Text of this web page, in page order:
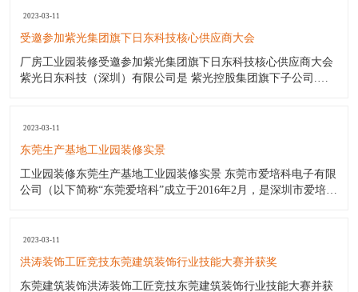
2023-03-11
受邀参加紫光集团旗下日东科技核心供应商大会
厂房工业园装修受邀参加紫光集团旗下日东科技核心供应商大会
紫光日东科技（深圳）有限公司是 紫光控股集团旗下子公司.日
锡机（价格优惠);日东公司波峰焊日东回流焊;日东印刷机;三星贴
片机
2023-03-11
东莞生产基地工业园装修实景
工业园装修东莞生产基地工业园装修实景 东莞市爱培科电子有限
公司（以下简称“东莞爱培科”成立于2016年2月，是深圳市爱培科
产品：GPS车载导航通讯设备产品的制造。 作为一家年轻新兴的
企
2023-03-11
洪涛装饰工匠竞技东莞建筑装饰行业技能大赛并获奖
东莞建筑装饰洪涛装饰工匠竞技东莞建筑装饰行业技能大赛并获